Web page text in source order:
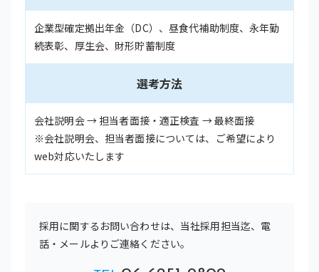
企業型確定拠出年金（DC）、昼食代補助制度、永年勤
続表彰、厚生会、財形貯蓄制度
選考方法
会社説明会 → 担当者面接・適正検査 → 最終面接
※会社説明会、担当者面接については、ご希望により
web対応いたします
採用に関するお問い合わせは、当社採用担当迄、電
話・メールよりご連絡ください。